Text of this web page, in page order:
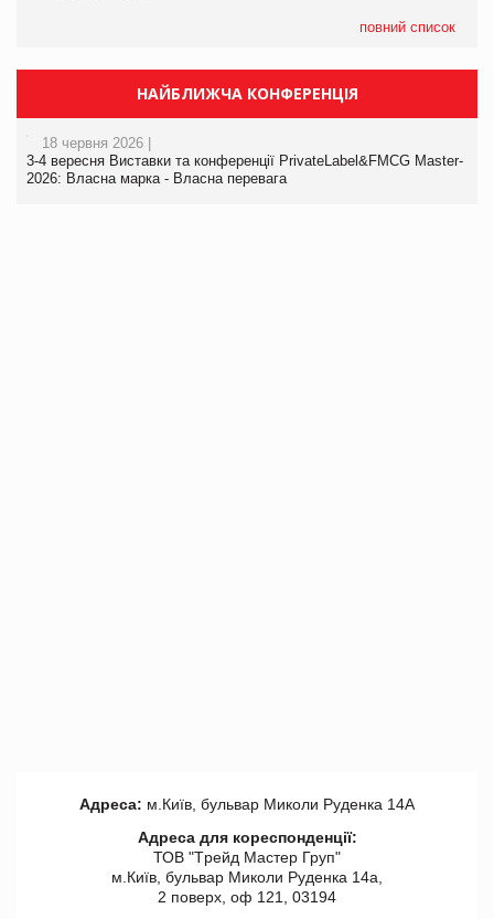
повний список
НАЙБЛИЖЧА КОНФЕРЕНЦІЯ
18 червня 2026 |
3-4 вересня Виставки та конференції PrivateLabel&FMCG Master-
2026: Власна марка - Власна перевага
Адреса: м.Київ, бульвар Миколи Руденка 14А
Адреса для кореспонденції:
ТОВ "Tрейд Мастер Груп"
м.Київ, бульвар Миколи Руденка 14а,
2 поверх, оф 121, 03194